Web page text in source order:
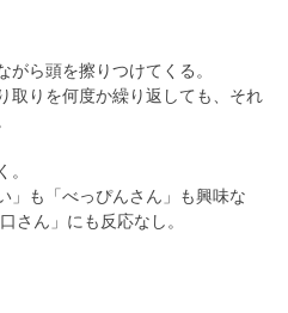
ら頭を擦りつけてくる。
取りを何度か繰り返しても、それ
」も「べっぴんさん」も興味な
さん」にも反応なし。